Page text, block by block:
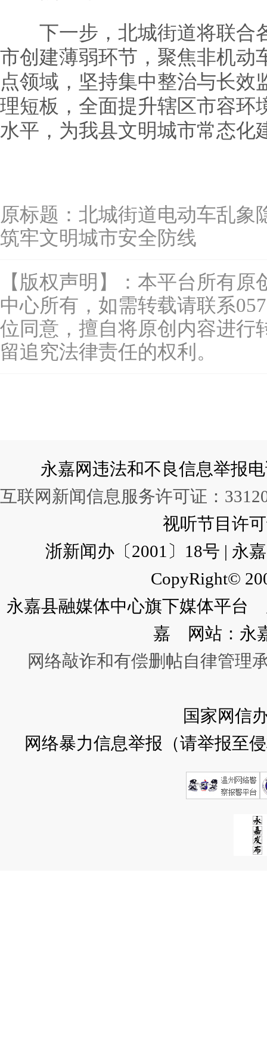
下一步，北城街道将联合
市创建薄弱环节，聚焦非机动
点领域，坚持集中整治与长效
理短板，全面提升辖区市容环
水平，为我县文明城市常态化
原标题： 北城街道电动车乱象
筑牢文明城市安全防线
【版权声明】：本平台所有
中心所有，如需转载请联系
位同意，擅自将原创内容进行
留追究法律责任的权利。
永嘉网违法和不良信息举报
互联网新闻信息服务许可证：
视听节目许
浙新闻办〔2001〕18号 | 永
CopyRight©
永嘉县融媒体中心旗下媒体平
嘉 网站：永
网络敲诈和有偿删帖自律管理
国家网信
网络暴力信息举报（请举报至